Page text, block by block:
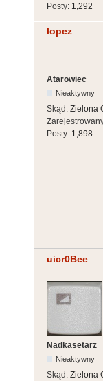
Posty: 1,292
lopez
Atarowiec
Nieaktywny
Skąd: Zielona
Posty: 1,898
uicr0Bee
Nadkasetarz
Nieaktywny
Skąd: Zielona